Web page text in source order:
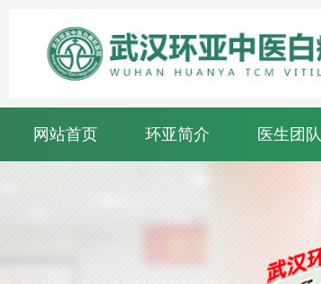
网站首页 环亚简介 医生团队